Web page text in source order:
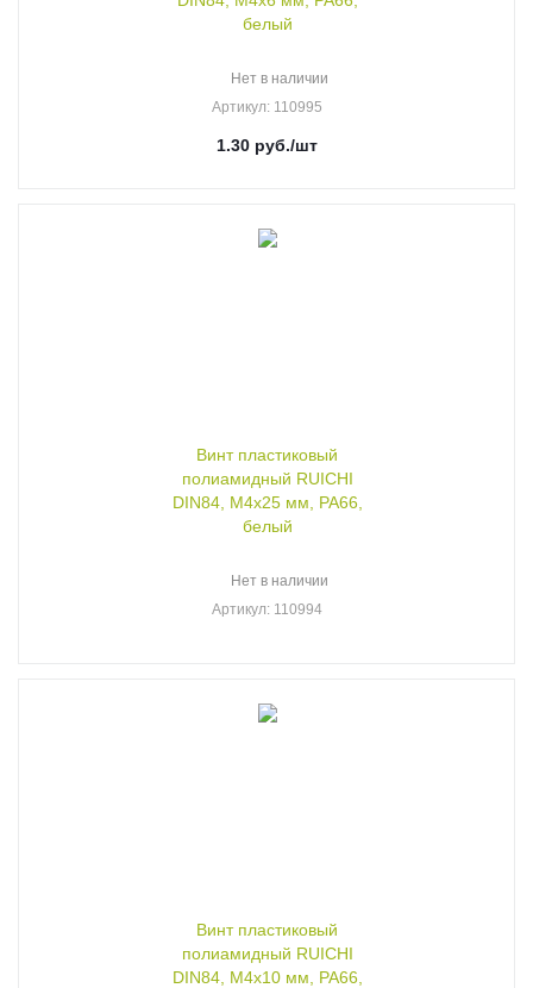
белый
Нет в наличии
Артикул: 110995
1.30 руб./шт
Винт пластиковый
полиамидный RUICHI
DIN84, М4x25 мм, PA66,
белый
Нет в наличии
Артикул: 110994
Винт пластиковый
полиамидный RUICHI
DIN84, М4x10 мм, PA66,